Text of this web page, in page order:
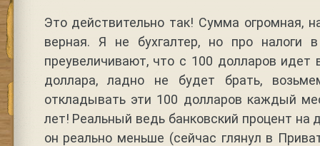
Это действительно так! Сумма огромная,
верная. Я не бухгалтер, но про налоги
преувеличивают, что с 100 долларов
доллара, ладно не будет брать,
откладывать эти 100 долларов каждый
лет! Реальный ведь банковский процент на
он реально меньше (сейчас глянул в